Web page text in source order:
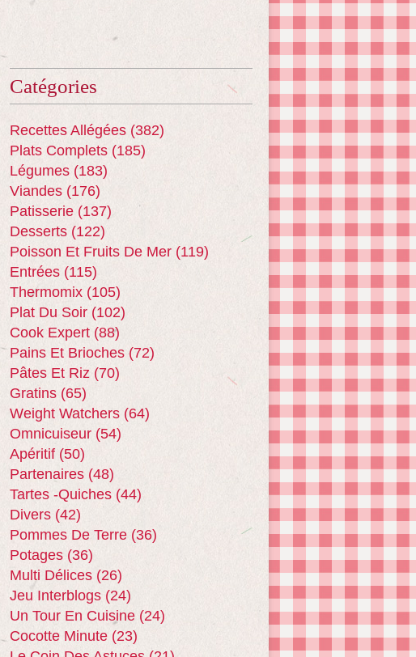
Catégories
Recettes Allégées (382)
Plats Complets (185)
Légumes (183)
Viandes (176)
Patisserie (137)
Desserts (122)
Poisson Et Fruits De Mer (119)
Entrées (115)
Thermomix (105)
Plat Du Soir (102)
Cook Expert (88)
Pains Et Brioches (72)
Pâtes Et Riz (70)
Gratins (65)
Weight Watchers (64)
Omnicuiseur (54)
Apéritif (50)
Partenaires (48)
Tartes -quiches (44)
Divers (42)
Pommes De Terre (36)
Potages (36)
Multi Délices (26)
Jeu Interblogs (24)
Un Tour En Cuisine (24)
Cocotte Minute (23)